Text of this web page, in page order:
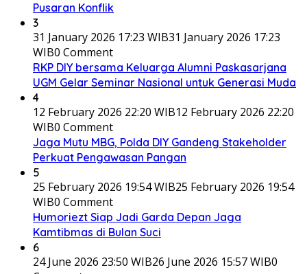
Pusaran Konflik
3
31 January 2026 17:23 WIB31 January 2026 17:23
WIB0 Comment
RKP DIY bersama Keluarga Alumni Paskasarjana
UGM Gelar Seminar Nasional untuk Generasi Muda
4
12 February 2026 22:20 WIB12 February 2026 22:20
WIB0 Comment
Jaga Mutu MBG, Polda DIY Gandeng Stakeholder
Perkuat Pengawasan Pangan
5
25 February 2026 19:54 WIB25 February 2026 19:54
WIB0 Comment
Humoriezt Siap Jadi Garda Depan Jaga
Kamtibmas di Bulan Suci
6
24 June 2026 23:50 WIB26 June 2026 15:57 WIB0